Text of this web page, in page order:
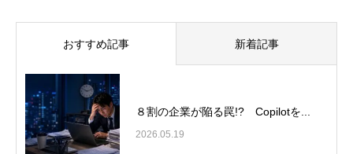
おすすめ記事 新着記事
８割の企業が陥る罠!? Copilotを...
2026.05.19